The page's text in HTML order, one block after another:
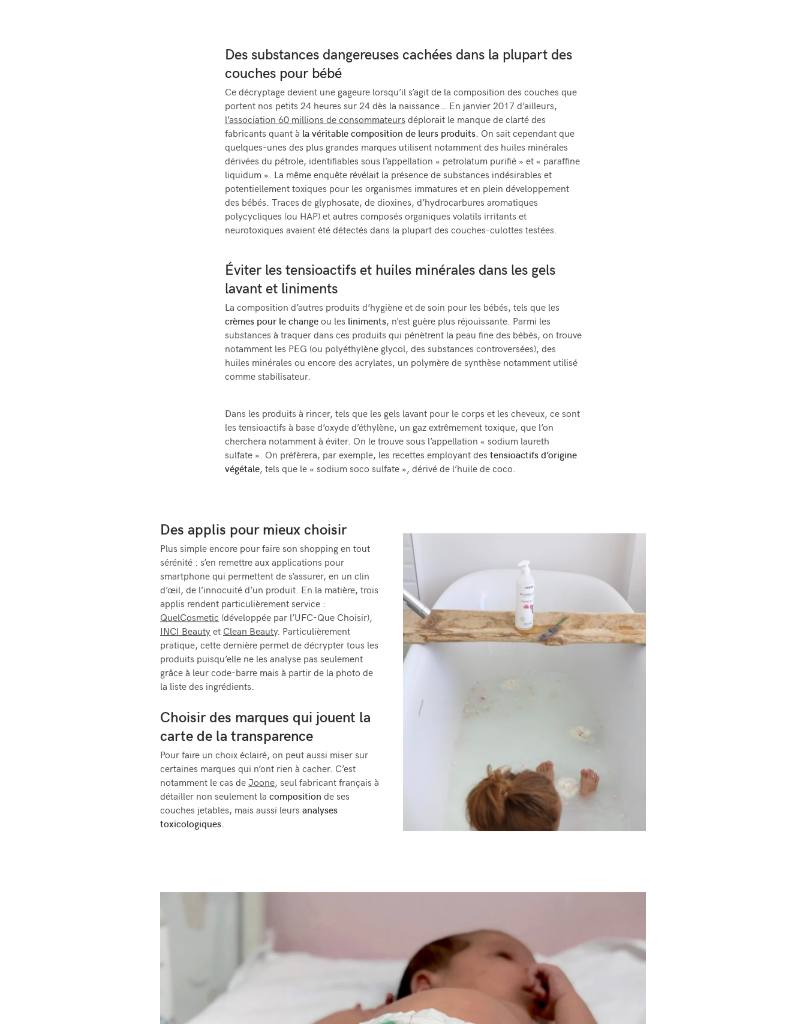
Des substances dangereuses cachées dans la plupart des
couches pour bébé
Ce décryptage devient une gageure lorsqu’il s’agit de la composition des couches que
portent nos petits 24 heures sur 24 dès la naissance… En janvier 2017 d’ailleurs,
l’association 60 millions de consommateursdéplorait le manque de clarté des
fabricants quant à la véritable composition de leurs produits. On sait cependant que
quelques-unes des plus grandes marques utilisent notamment des huiles minérales
dérivées du pétrole, identifiables sous l’appellation « petrolatum purifié » et « paraffine
liquidum ». La même enquête révélait la présence de substances indésirables et
potentiellement toxiques pour les organismes immatures et en plein développement
des bébés. Traces de glyphosate, de dioxines, d’hydrocarbures aromatiques
polycycliques (ou HAP) et autres composés organiques volatils irritants et
neurotoxiques avaient été détectés dans la plupart des couches-culottes testées.
Éviter les tensioactifs et huiles minérales dans les gels
lavant et liniments
La composition d’autres produits d’hygiène et de soin pour les bébés, tels que les
crèmes pour le changeou les liniments, n’est guère plus réjouissante. Parmi les
substances à traquer dans ces produits qui pénètrent la peau fine des bébés, on trouve
notamment les PEG (ou polyéthylène glycol, des substances controversées), des
huiles minérales ou encore des acrylates, un polymère de synthèse notamment utilisé
comme stabilisateur.
Dans les produits à rincer, tels que les gels lavant pour le corps et les cheveux, ce sont
les tensioactifs à base d’oxyde d’éthylène, un gaz extrêmement toxique, que l’on
cherchera notamment à éviter. On le trouve sous l’appellation « sodium laureth
sulfate ». On préfèrera, par exemple, les recettes employant des tensioactifs d’origine
végétale, tels que le « sodium soco sulfate », dérivé de l’huile de coco.
Des applis pour mieux choisir
Plus simple encore pour faire son shopping en tout
sérénité : s’en remettre aux applications pour
smartphone qui permettent de s’assurer, en un clin
d’œil, de l’innocuité d’un produit. En la matière, trois
applis rendent particulièrement service :
QuelCosmetic (développée par l’UFC-Que Choisir),
INCI BeautyetClean Beauty. Particulièrement
pratique, cette dernière permet de décrypter tous les
produits puisqu’elle ne les analyse pas seulement
grâce à leur code-barre mais à partir de la photo de
la liste des ingrédients.
Choisir des marques qui jouent la
carte de la transparence
Pour faire un choix éclairé, on peut aussi miser sur
certaines marques qui n’ont rien à cacher. C’est
notamment le cas deJoone, seul fabricant français à
détailler non seulement la composition de ses
couches jetables, mais aussi leurs analyses
toxicologiques.